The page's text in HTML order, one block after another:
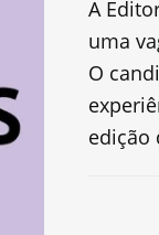
A
uma
O
edição